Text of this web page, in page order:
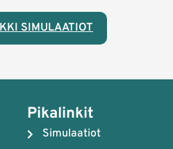
SIMULAATIOT
Pikalinkit
Simulaatiot